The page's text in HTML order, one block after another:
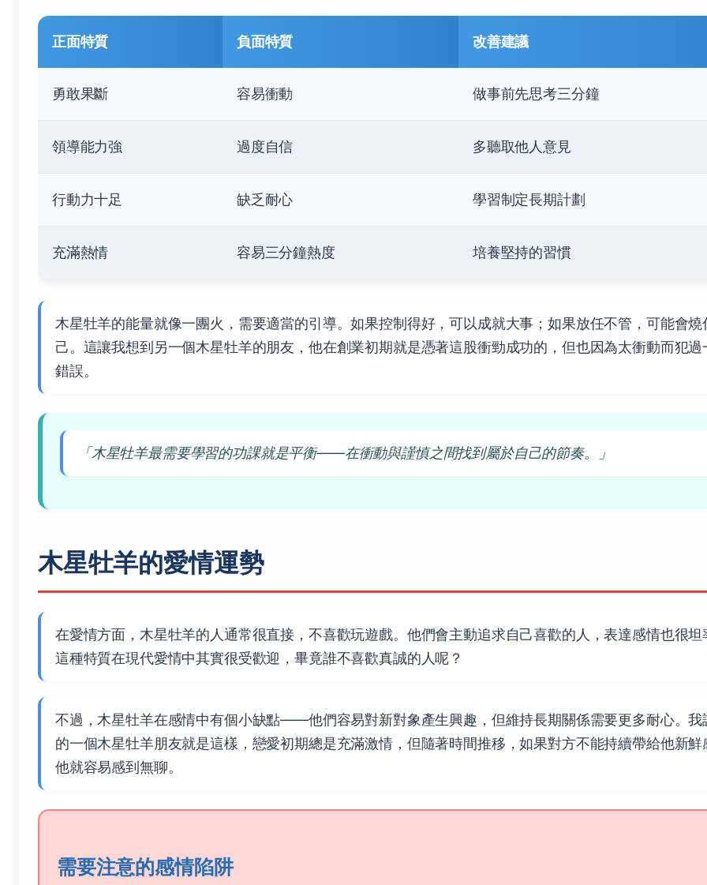
正面特質 負面特質 改善建議
勇敢果斷 容易衝動 做事前先思考三分鐘
領導能力強 過度自信 多聽取他人意見
行動力十足 缺乏耐心 學習制定長期計劃
充滿熱情 容易三分鐘熱度 培養堅持的習慣
木星牡羊的能量就像一團火，需要適當的引導。如果控制得好，可以成就大事；如果放任不管，可能會燒
己。這讓我想到另一個木星牡羊的朋友，他在創業初期就是憑著這股衝勁成功的，但也因為太衝動而犯過
錯誤。
「木星牡羊最需要學習的功課就是平衡——在衝動與謹慎之間找到屬於自己的節奏。」
木星牡羊的愛情運勢
在愛情方面，木星牡羊的人通常很直接，不喜歡玩遊戲。他們會主動追求自己喜歡的人，表達感情也很坦
這種特質在現代愛情中其實很受歡迎，畢竟誰不喜歡真誠的人呢？
不過，木星牡羊在感情中有個小缺點——他們容易對新對象產生興趣，但維持長期關係需要更多耐心。我
的一個木星牡羊朋友就是這樣，戀愛初期總是充滿激情，但隨著時間推移，如果對方不能持續帶給他新鮮
他就容易感到無聊。
需要注意的感情陷阱